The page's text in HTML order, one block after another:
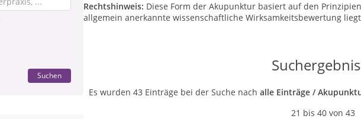
Suchen
Rechtshinweis: Diese Form der Akupunktur basiert auf den
allgemein anerkannte wissenschaftliche Wirksamkeitsbewertung
Es wurden 43 Einträge bei der Suche nach alle Einträge /
21 bis 40 von 43